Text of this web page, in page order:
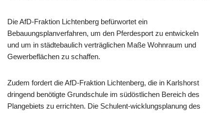
Die AfD-Fraktion Lichtenberg befürwortet ein
Bebauungsplanverfahren, um den Pferdesport zu entwickeln
und um in städtebaulich verträglichen Maße Wohnraum und
Gewerbeflächen zu schaffen.
Zudem fordert die AfD-Fraktion Lichtenberg, die in Karlshorst
dringend benötigte Grundschule im südöstlichen Bereich des
Plangebiets zu errichten. Die Schulent-wicklungsplanung des